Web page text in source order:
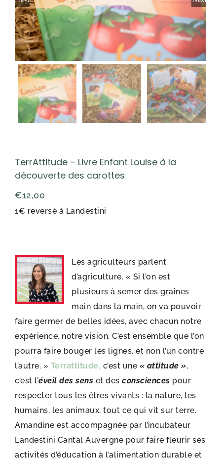
TerrAttitude – Livre Enfant Louise à la
découverte des carottes
1€ reversé à Landestini
€12,00
Les agriculteurs parlent
d’agriculture. « Si l’on est
plusieurs à semer des graines
main dans la main, on va pouvoir
faire germer de belles idées, avec chacun notre
expérience, notre vision. C’est ensemble que l’on
pourra faire bouger les lignes, et non l’un contre
l’autre. » Terrattitude, c’est une « attitude »,
c’est l’éveil des sens et des consciences pour
respecter tous les êtres vivants : la nature, les
humains, les animaux, tout ce qui vit sur terre.
Amandine est accompagnée par l’incubateur
Landestini Cantal Auvergne pour faire fleurir ses
activités d’éducation à l’alimentation durable et